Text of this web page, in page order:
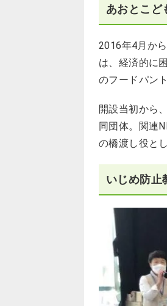
あおとこど
2016年4月か
は、経済的に
のフードパン
開設当初から
同団体。関連
の橋渡し役と
いじめ防止